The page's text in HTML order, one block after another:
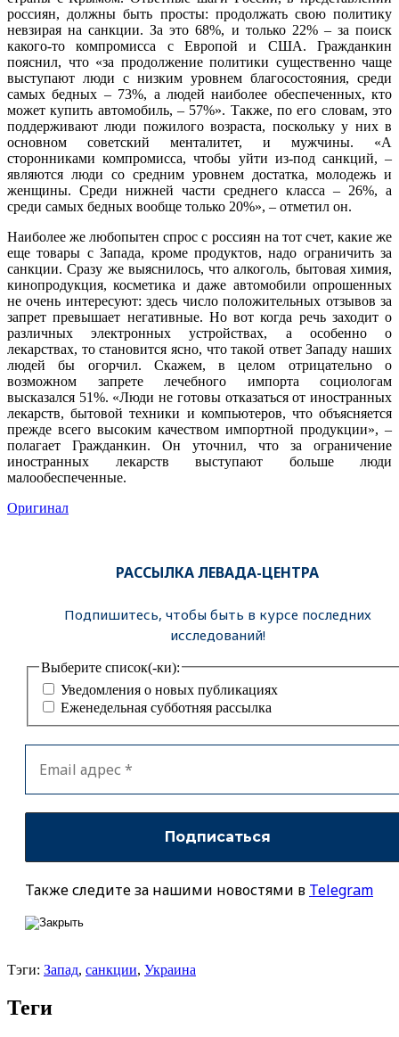
россиян, должны быть просты: продолжать свою политику
невзирая на санкции. За это 68%, и только 22% – за поиск
какого-то компромисса с Европой и США. Гражданкин
пояснил, что «за продолжение политики существенно чаще
выступают люди с низким уровнем благосостояния, среди
самых бедных – 73%, а людей наиболее обеспеченных, кто
может купить автомобиль, – 57%». Также, по его словам, это
поддерживают люди пожилого возраста, поскольку у них в
основном советский менталитет, и мужчины. «А
сторонниками компромисса, чтобы уйти из-под санкций, –
являются люди со средним уровнем достатка, молодежь и
женщины. Среди нижней части среднего класса – 26%, а
среди самых бедных вообще только 20%», – отметил он.
Наиболее же любопытен спрос с россиян на тот счет, какие же
еще товары с Запада, кроме продуктов, надо ограничить за
санкции. Сразу же выяснилось, что алкоголь, бытовая химия,
кинопродукция, косметика и даже автомобили опрошенных
не очень интересуют: здесь число положительных отзывов за
запрет превышает негативные. Но вот когда речь заходит о
различных электронных устройствах, а особенно о
лекарствах, то становится ясно, что такой ответ Западу наших
людей бы огорчил. Скажем, в целом отрицательно о
возможном запрете лечебного импорта социологам
высказался 51%. «Люди не готовы отказаться от иностранных
лекарств, бытовой техники и компьютеров, что объясняется
прежде всего высоким качеством импортной продукции», –
полагает Гражданкин. Он уточнил, что за ограничение
иностранных лекарств выступают больше люди
малообеспеченные.
Оригинал
РАССЫЛКА ЛЕВАДА-ЦЕНТРА
Подпишитесь, чтобы быть в курсе последних
исследований!
Выберите список(-ки):
Уведомления о новых публикациях
Еженедельная субботняя рассылка
Также следите за нашими новостями в Telegram
Тэги: Запад, санкции, Украина
Теги